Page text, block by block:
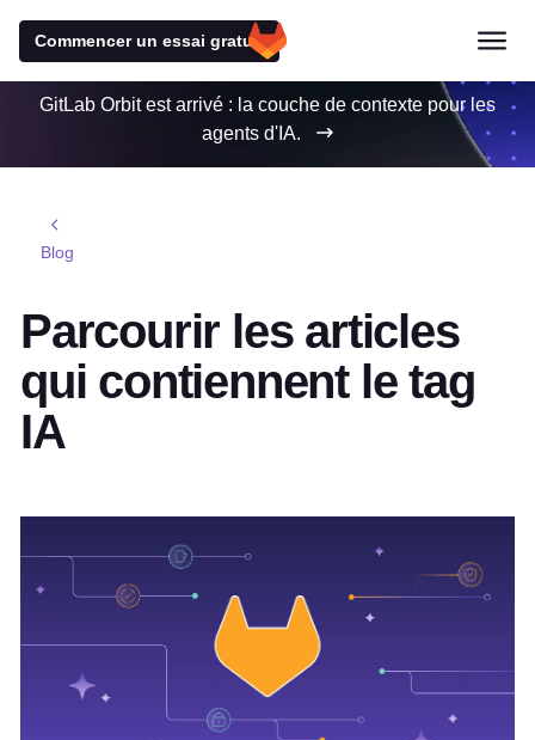
Commencer un essai gratuit
GitLab Orbit est arrivé : la couche de contexte pour les
agents d'IA.
Blog
Parcourir les articles
qui contiennent le tag
IA
Article à la une